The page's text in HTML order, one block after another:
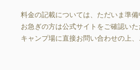
料金の記載については、ただいま準
お急ぎの方は公式サイトをご確認いた
キャンプ場に直接お問い合わせの上、